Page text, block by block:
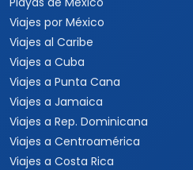
Viajes por México
Viajes al Caribe
Viajes a Cuba
Viajes a Punta Cana
Viajes a Jamaica
Viajes a Rep. Dominicana
Viajes a Centroamérica
Viajes a Costa Rica